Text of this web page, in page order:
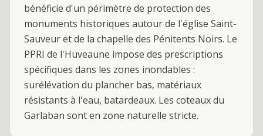
bénéficie d'un périmètre de protection des
monuments historiques autour de l'église Saint-
Sauveur et de la chapelle des Pénitents Noirs. Le
PPRI de l'Huveaune impose des prescriptions
spécifiques dans les zones inondables :
surélévation du plancher bas, matériaux
résistants à l'eau, batardeaux. Les coteaux du
Garlaban sont en zone naturelle stricte.